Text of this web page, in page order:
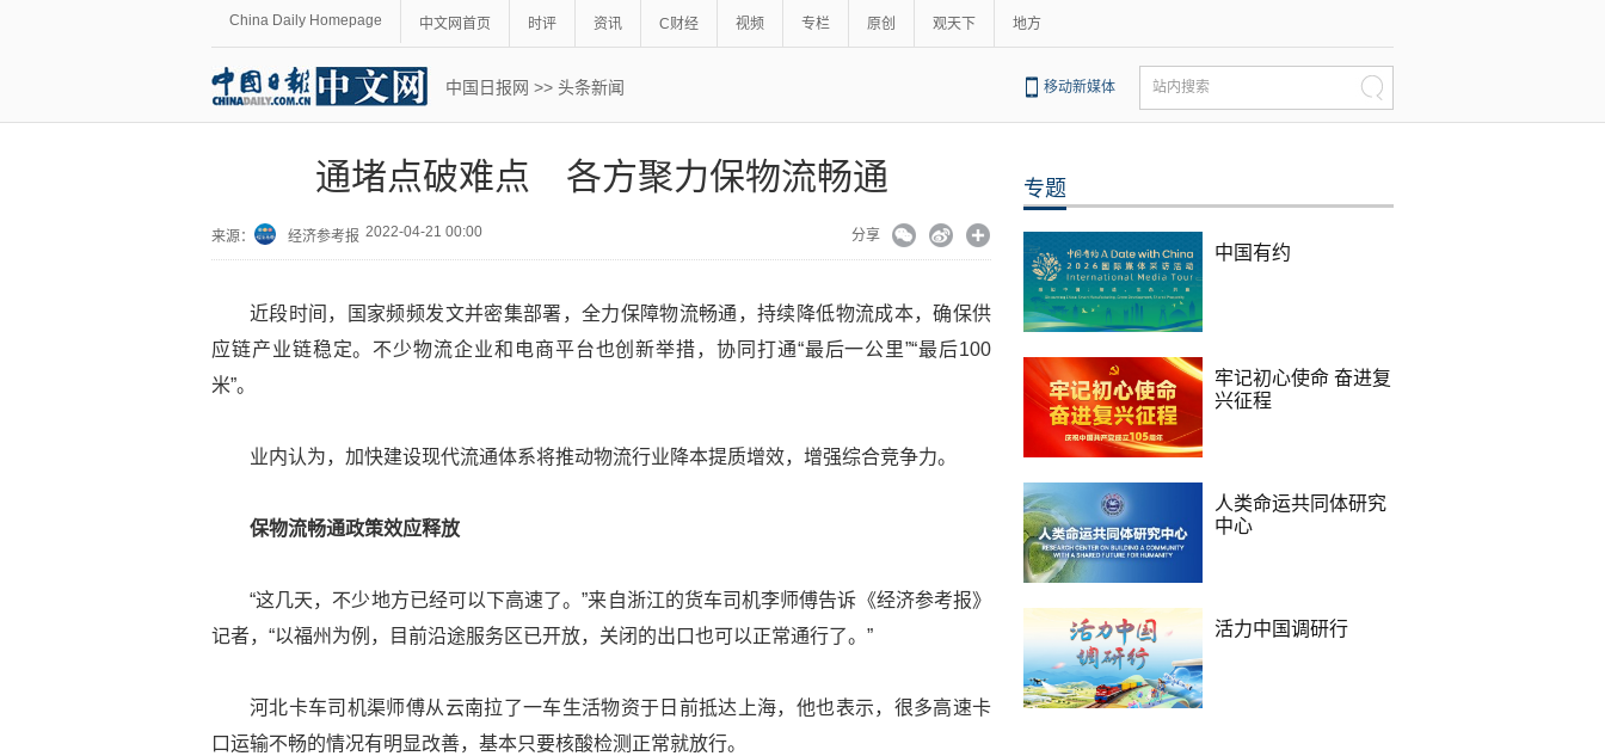
China Daily Homepage 中文网首页 时评 资讯 C财经 视频 专栏 原创 观天下 地方
中国日报网 >> 头条新闻 移动新媒体 站内搜索
通堵点破难点 各方聚力保物流畅通
来源： 经济参考报 2022-04-21 00:00 分享
近段时间，国家频频发文并密集部署，全力保障物流畅通，持续降低物流成本，确保供
应链产业链稳定。不少物流企业和电商平台也创新举措，协同打通“最后一公里”“最后100
米”。
业内认为，加快建设现代流通体系将推动物流行业降本提质增效，增强综合竞争力。
保物流畅通政策效应释放
“这几天，不少地方已经可以下高速了。”来自浙江的货车司机李师傅告诉《经济参考报》
记者，“以福州为例，目前沿途服务区已开放，关闭的出口也可以正常通行了。”
河北卡车司机渠师傅从云南拉了一车生活物资于日前抵达上海，他也表示，很多高速卡
口运输不畅的情况有明显改善，基本只要核酸检测正常就放行。
专题
中国有约
牢记初心使命 奋进复
兴征程
人类命运共同体研究
中心
活力中国调研行